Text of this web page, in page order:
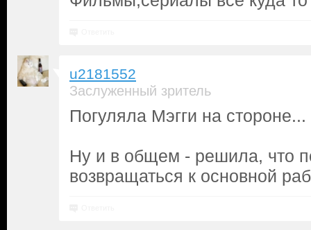
u2181552
Заслуженный зритель
Погуляла Мэгги на
Ну и в общем - решила, что
возвращаться к основной